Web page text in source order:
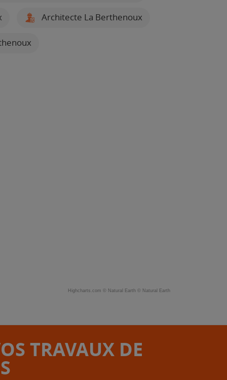
Architecte La Berthenoux
Highcharts.com © Natural Earth © Natural Earth
TRAVAUX DE